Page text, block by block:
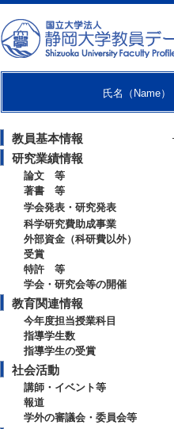
氏名（Name）
教員基本情報
研究業績情報
論文 等
著書 等
学会発表・研究発表
科学研究費助成事業
外部資金（科研費以外）
受賞
特許 等
学会・研究会等の開催
教育関連情報
今年度担当授業科目
指導学生数
指導学生の受賞
社会活動
講師・イベント等
報道
学外の審議会・委員会等